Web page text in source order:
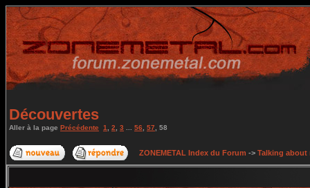
Découvertes
Aller à la page Précédente 1 2 3 56 57 58
ZONEMETAL Index du Forum -> Talking about